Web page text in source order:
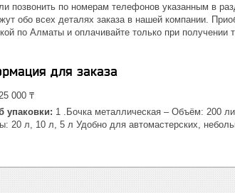
позвонить по номерам телефонов указанным в
обо всех деталях заказа в нашей компании.
по Алматы и оплачивайте только при получении
для заказа
000 ₸
упаковки: 1 .Бочка металлическая – Объём: 200
20 л, 10 л, 5 л Удобно для автомастерских,